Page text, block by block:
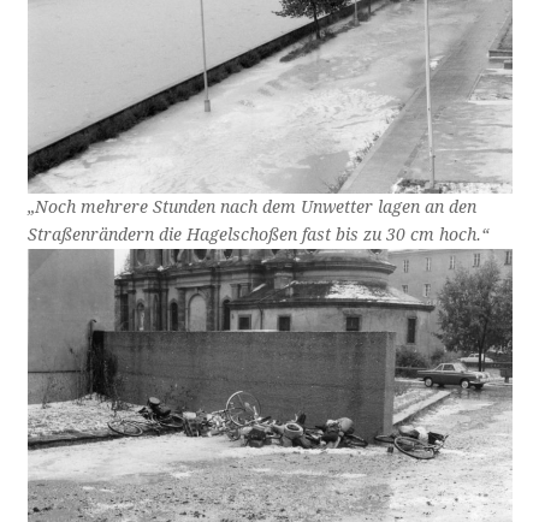
„Noch mehrere Stunden nach dem Unwetter lagen an den
Straßenrändern die Hagelschoßen fast bis zu 30 cm hoch.“